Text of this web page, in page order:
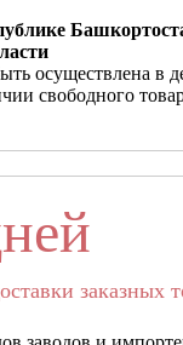
осуществлена в
свободного
заказных